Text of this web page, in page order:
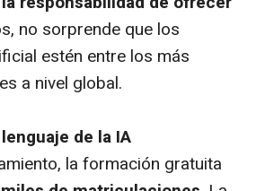
no sorprende que los
estén entre los más
a nivel global.
de la IA
la formación gratuita